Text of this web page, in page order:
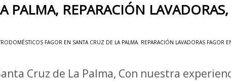
PALMA, REPARACIÓN
FAGOR EN SANTA CRUZ DE LA PALMA, REPARACIÓN LAVADORAS FAGOR
Cruz de La Palma, Con nuestra